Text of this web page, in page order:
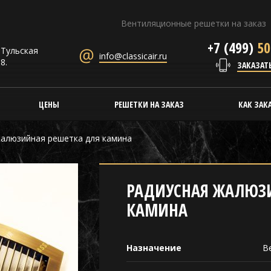
Вентиляционные решетки на заказ
info@classicair.ru +7 (499)
ЦЕНЫ РЕШЕТКИ НА ЗАКАЗ КАК
решетка для камина
РАДИУСНАЯ
КАМИНА
Назначение